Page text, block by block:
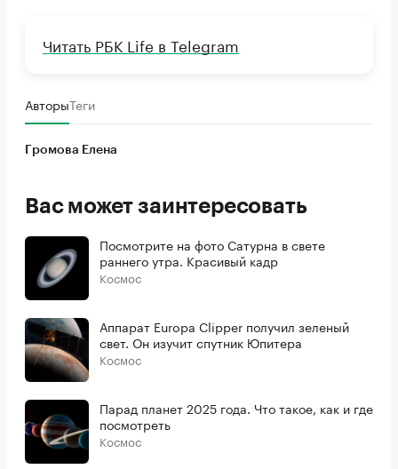
Читать РБК Life в Telegram
АвторыТеги
Громова Елена
Вас может заинтересовать
Посмотрите на фото Сатурна в свете
раннего утра. Красивый кадр
Космос
Аппарат Europa Clipper получил зеленый
свет. Он изучит спутник Юпитера
Космос
Парад планет 2025 года. Что такое, как и где
посмотреть
Космос